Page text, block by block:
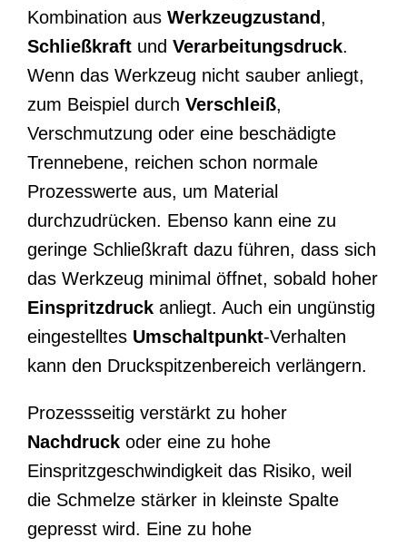
Kombination aus Werkzeugzustand,
Schließkraft und Verarbeitungsdruck.
Wenn das Werkzeug nicht sauber anliegt,
zum Beispiel durch Verschleiß,
Verschmutzung oder eine beschädigte
Trennebene, reichen schon normale
Prozesswerte aus, um Material
durchzudrücken. Ebenso kann eine zu
geringe Schließkraft dazu führen, dass sich
das Werkzeug minimal öffnet, sobald hoher
Einspritzdruck anliegt. Auch ein ungünstig
eingestelltes Umschaltpunkt-Verhalten
kann den Druckspitzenbereich verlängern.
Prozessseitig verstärkt zu hoher
Nachdruck oder eine zu hohe
Einspritzgeschwindigkeit das Risiko, weil
die Schmelze stärker in kleinste Spalte
gepresst wird. Eine zu hohe